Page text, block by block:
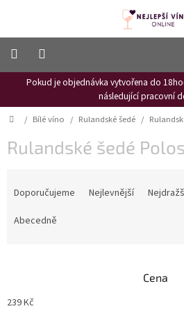
Pokud je objednávka vytvořena do
následující pracovní
Frizzante
Růžové
víno
Hroznový
Naši
vinaři
Vinné
Červené
Domů
/ Bílé víno / Rulandské šedé /
Rulandské šedé
o
Doporučujeme Nejlevnější
Abecedně
Cena
239Kč